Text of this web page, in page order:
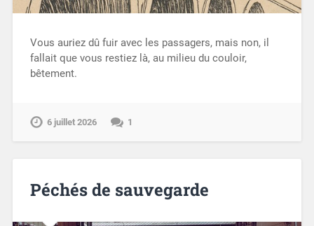
Vous auriez dû fuir avec les passagers, mais non, il
fallait que vous restiez là, au milieu du couloir,
bêtement.
6 juillet 2026 1
Péchés de sauvegarde